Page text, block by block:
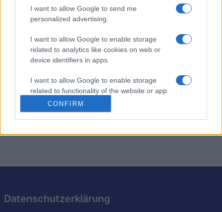
I want to allow Google to send me
personalized advertising.
I want to allow Google to enable storage
related to analytics like cookies on web or
device identifiers in apps.
I want to allow Google to enable storage
related to functionality of the website or app.
I want to allow Google to enable storage
related to personalization.
CONFIRM
Wortspiele und Irreführungen und erfordert ein breites
Allgemeinwissen. Seien Sie also gewarnt – dies sind
wirklich knifflige kostenlose Online-Kreuzworträtsel!
Jedes Rätsel ist ein mentales Training mit Hinweisen, die
Sie zum Umdenken anregen. Du brauchst scharfsinniges
kniffligeren Hinweise zu knacken. Mit jedem gelösten
Rätsel verbesserst du deine Wortspielfähigkeiten und
erlebst Erfolgserlebnisse, selbst bei den schwierigsten
Aufgaben. Es ist das perfekte Spiel für Kreuzworträtsel-
Datenschutzerklärung